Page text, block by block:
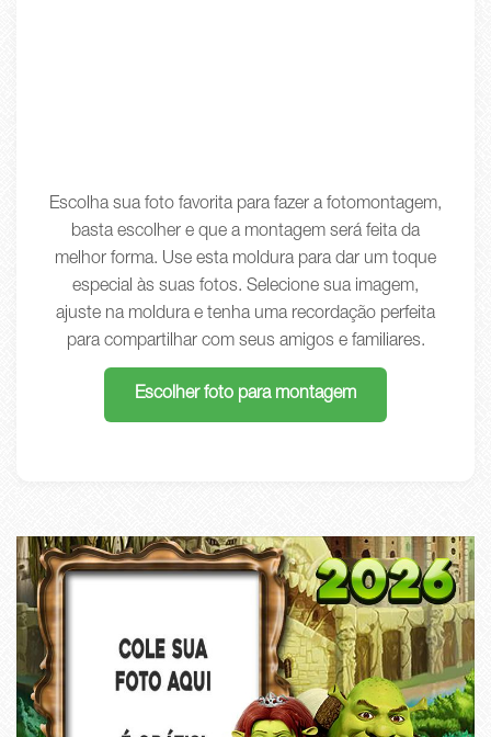
Escolha sua foto favorita para fazer a fotomontagem,
basta escolher e que a montagem será feita da
melhor forma. Use esta moldura para dar um toque
especial às suas fotos. Selecione sua imagem,
ajuste na moldura e tenha uma recordação perfeita
para compartilhar com seus amigos e familiares.
Escolher foto para montagem